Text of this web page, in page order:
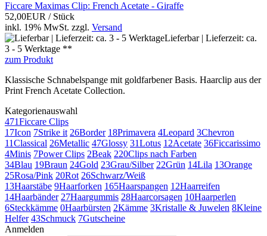
Ficcare Maximas Clip: French Acetate - Giraffe
52,00EUR / Stück
inkl. 19% MwSt. zzgl. Versand
Lieferbar | Lieferzeit: ca.
3 - 5 Werktage **
zum Produkt
Klassische Schnabelspange mit goldfarbener Basis. Haarclip aus der
Print French Acetate Collection.
Kategorienauswahl
471Ficcare Clips
17Icon 7Strike it 26Border 18Primavera 4Leopard 3Chevron
11Classical 26Metallic 47Glossy 31Lotus 12Acetate 36Ficcarissimo
4Minis 7Power Clips 2Beak 220Clips nach Farben
34Blau 19Braun 24Gold 23Grau/Silber 22Grün 14Lila 13Orange
25Rosa/Pink 20Rot 26Schwarz/Weiß
13Haarstäbe 9Haarforken 165Haarspangen 12Haarreifen
14Haarbänder 27Haargummis 28Haarcorsagen 10Haarperlen
6Steckkämme 0Haarbürsten 2Kämme 3Kristalle & Juwelen 8Kleine
Helfer 43Schmuck 7Gutscheine
Anmelden